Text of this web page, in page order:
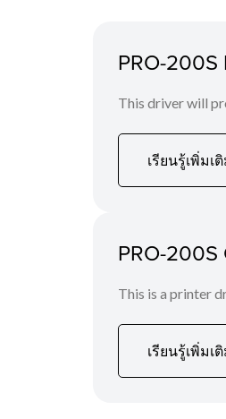
PRO-200S
This driver will
เรียนรู้เพิ่มเ
PRO-200S
This is a printer
เรียนรู้เพิ่มเ